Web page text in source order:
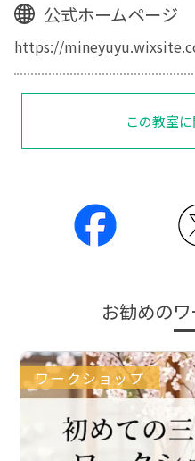
公式ホームページ
https://
この教室
お勧めの
ワークショップ